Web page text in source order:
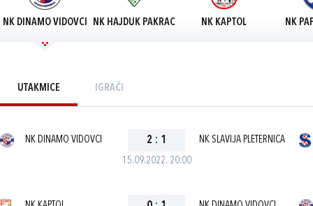
NK DINAMO VIDOVCI NK HAJDUK PAKRAC NK KAPTOL NK
UTAKMICE IGRAČI
15.09.2022. 20:00
NK DINAMO VIDOVCI 2 : 1 NK SLAVIJA PLETERNICA